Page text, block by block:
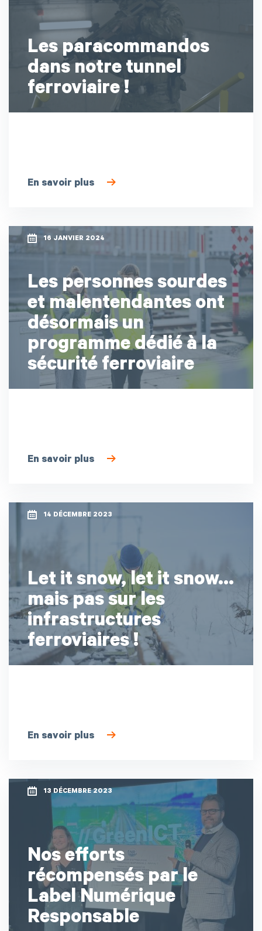
Les paracommandos
dans notre tunnel
ferroviaire !
En savoir plus
16 JANVIER 2024
Les personnes sourdes
et malentendantes ont
désormais un
programme dédié à la
sécurité ferroviaire
En savoir plus
14 DÉCEMBRE 2023
Let it snow, let it snow…
mais pas sur les
infrastructures
ferroviaires !
En savoir plus
13 DÉCEMBRE 2023
Nos efforts
récompensés par le
Label Numérique
Responsable